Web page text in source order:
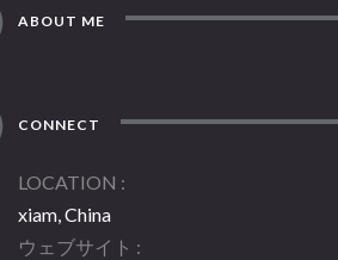
ABOUT ME
CONNECT
LOCATION
xiam, China
ウェブサイト